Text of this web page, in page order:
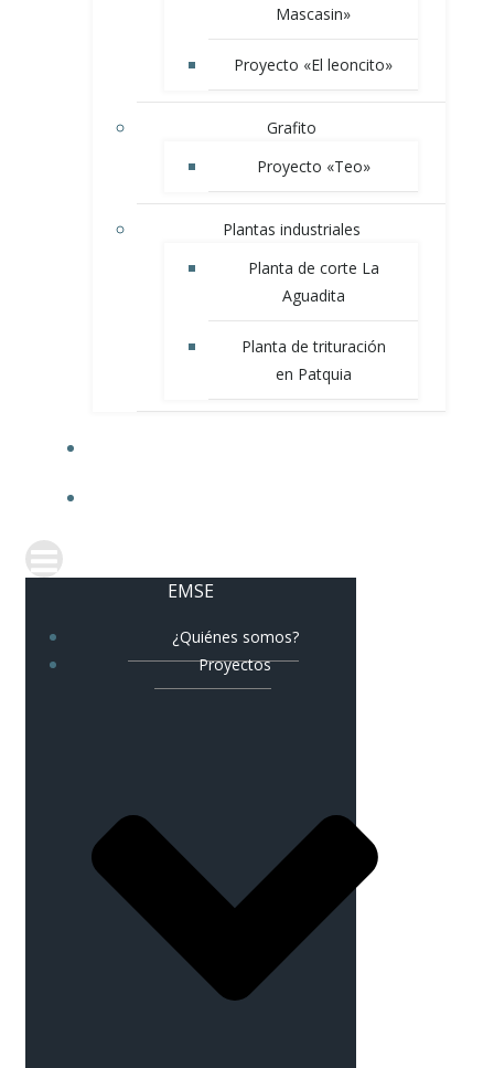
Mascasin»
Proyecto «El leoncito»
Grafito
Proyecto «Teo»
Plantas industriales
Planta de corte La
Aguadita
Planta de trituración
en Patquia
EMSE
¿Quiénes somos?
Proyectos